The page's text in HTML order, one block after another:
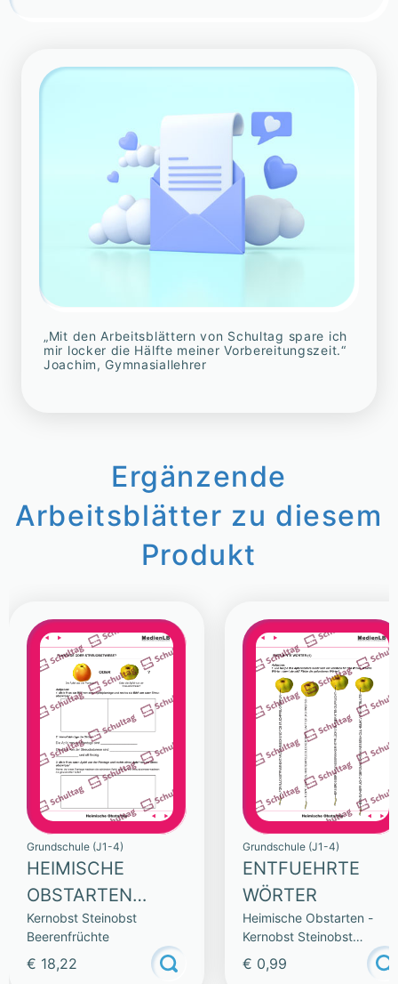
„Mit den Arbeitsblättern von Schultag spare ich
mir locker die Hälfte meiner Vorbereitungszeit.“
Joachim, Gymnasiallehrer
Ergänzende
Arbeitsblätter zu diesem
Produkt
Grundschule (J1-4)
HEIMISCHE
OBSTARTEN
(SAMMLUNG)
Kernobst Steinobst
Beerenfrüchte
€ 18,22
Grundschule (J1-4)
ENTFUEHRTE
WÖRTER
Heimische Obstarten -
Kernobst Steinobst
Beerenfrüchte
€ 0,99